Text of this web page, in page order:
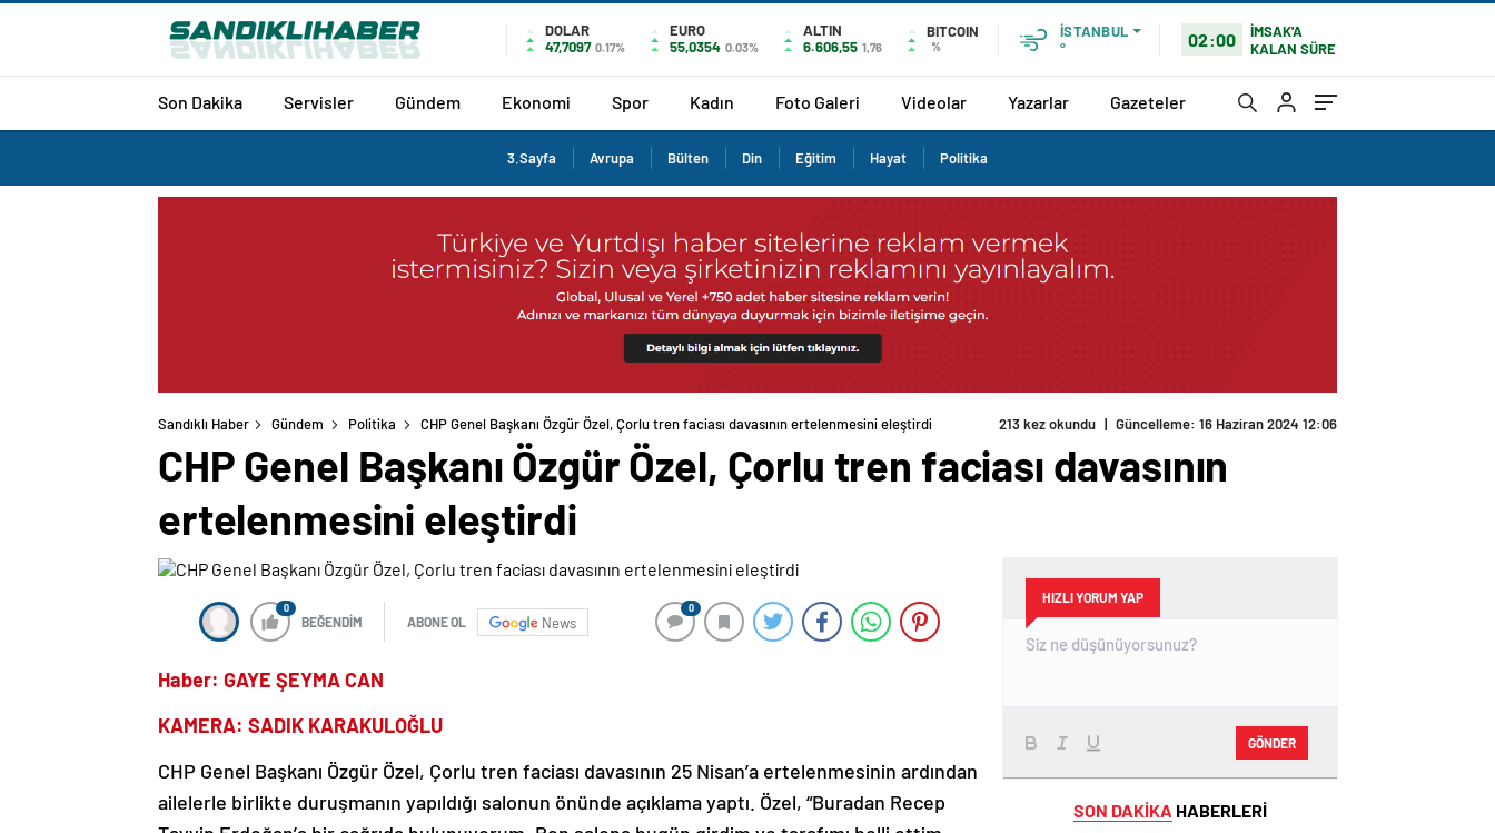
DOLAR
47,7097 0.17%
EURO
55,0354 0.03%
ALTIN
6.606,55 1,76
BITCOIN
%
İSTANBUL
°
02:00
İMSAK'A
KALAN SÜRE
Son Dakika Servisler Gündem Ekonomi Spor Kadın Foto Galeri Videolar Yazarlar Gazeteler
3.Sayfa Avrupa Bülten Din Eğitim Hayat Politika
Sandıklı Haber Gündem Politika CHP Genel Başkanı Özgür Özel, Çorlu tren faciası davasının ertelenmesini eleştirdi 213 kez okundu | Güncelleme: 16 Haziran 2024 12:06
CHP Genel Başkanı Özgür Özel, Çorlu tren faciası davasının
ertelenmesini eleştirdi
0
BEĞENDİM ABONE OL News
0
Haber: GAYE ŞEYMA CAN
KAMERA: SADIK KARAKULOĞLU
CHP Genel Başkanı Özgür Özel, Çorlu tren faciası davasının 25 Nisan’a ertelenmesinin ardından
ailelerle birlikte duruşmanın yapıldığı salonun önünde açıklama yaptı. Özel, “Buradan Recep
HIZLI YORUM YAP
GÖNDER
SON DAKİKA HABERLERİ